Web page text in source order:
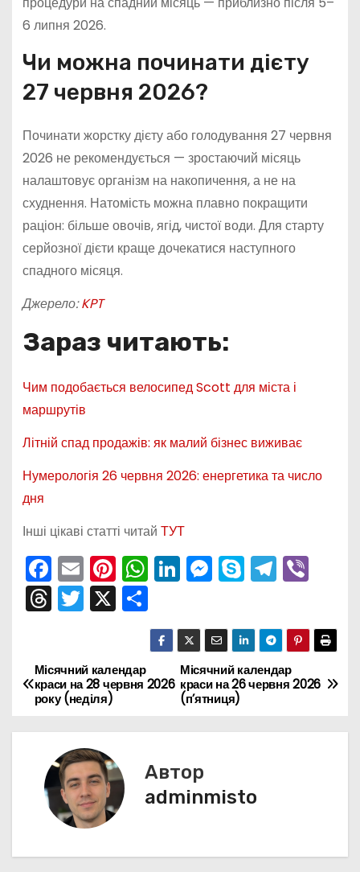
6 липня 2026.
Чи можна починати дієту
27 червня 2026?
Починати жорстку дієту або голодування 27 червня
2026 не рекомендується — зростаючий місяць
налаштовує організм на накопичення, а не на
схуднення. Натомість можна плавно покращити
раціон: більше овочів, ягід, чистої води. Для старту
серйозної дієти краще дочекатися наступного
спадного місяця.
Джерело:KPT
Зараз читають:
Чим подобається велосипед Scott для міста і
маршрутів
Літній спад продажів: як малий бізнес виживає
Нумерологія 26 червня 2026: енергетика та число
дня
Інші цікаві статті читай ТУТ
F
a
c
b
o
o
k
E
m
ai
Pi
nt
er
st
W
h
a
ts
A
p
p
Li
n
k
e
dI
n
M
e
s
s
e
n
g
S
k
y
p
e
T
el
e
gr
a
m
Vi
er
T
hr
a
d
s
T
w
er
X П
о
ді
л
и
т
с
я
Н
а
Місячний календар
краси на 26 червня 2026
(п’ятниця)
Місячний календар
краси на 28 червня 2026
року (неділя)
Автор
adminmisto